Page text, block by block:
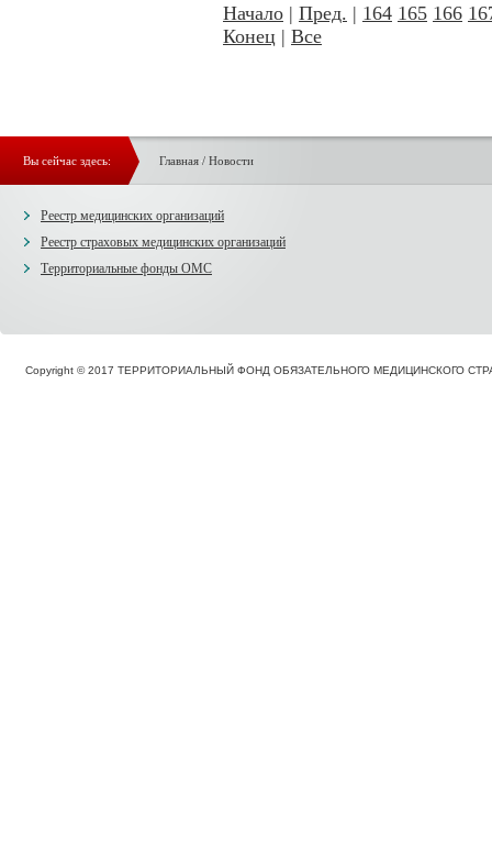
Начало | Пред. | 164 165 166
Конец | Все
Вы сейчас здесь: Главная/ Новости
Реестр медицинских организаций
Реестр страховых медицинских организаций
Территориальные фонды ОМС
Copyright © 2017 ТЕРРИТОРИАЛЬНЫЙ ФОНД ОБЯЗАТЕЛЬНОГО МЕДИЦИНСКОГО